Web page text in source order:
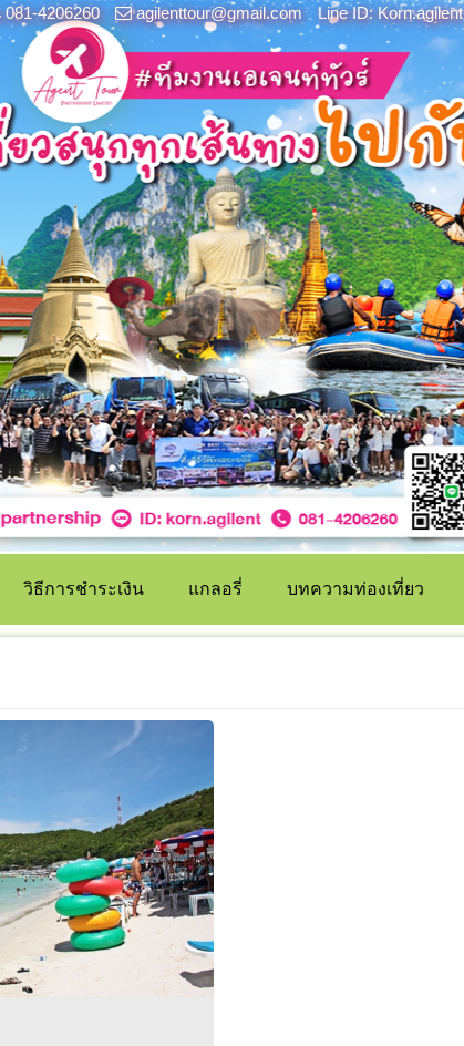
081-4206260 agilenttour@gmail.com Line ID: Korn.agilent
วิธีการชำระเงิน แกลอรี่ บทความท่องเที่ยว